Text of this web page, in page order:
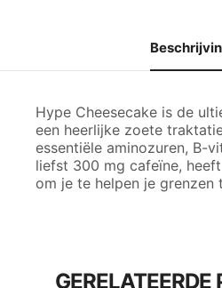
Hype Cheesecake is de
een heerlijke zoete
essentiële aminozuren, B-
liefst 300 mg cafeïne,
om je te helpen je grenzen
GERELATEERDE